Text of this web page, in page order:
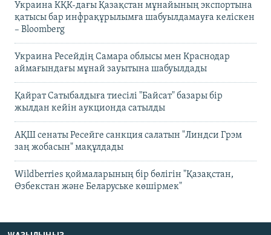
Украина КҚК-дағы Қазақстан мұнайының экспортына
қатысы бар инфрақұрылымға шабуылдамауға келіскен
– Bloomberg
Украина Ресейдің Самара облысы мен Краснодар
аймағындағы мұнай зауытына шабуылдады
Қайрат Сатыбалдыға тиесілі "Байсат" базары бір
жылдан кейін аукционда сатылды
АҚШ сенаты Ресейге санкция салатын "Линдси Грэм
заң жобасын" мақұлдады
Wildberries қоймаларының бір бөлігін "Қазақстан,
Өзбекстан және Беларуське көшірмек"